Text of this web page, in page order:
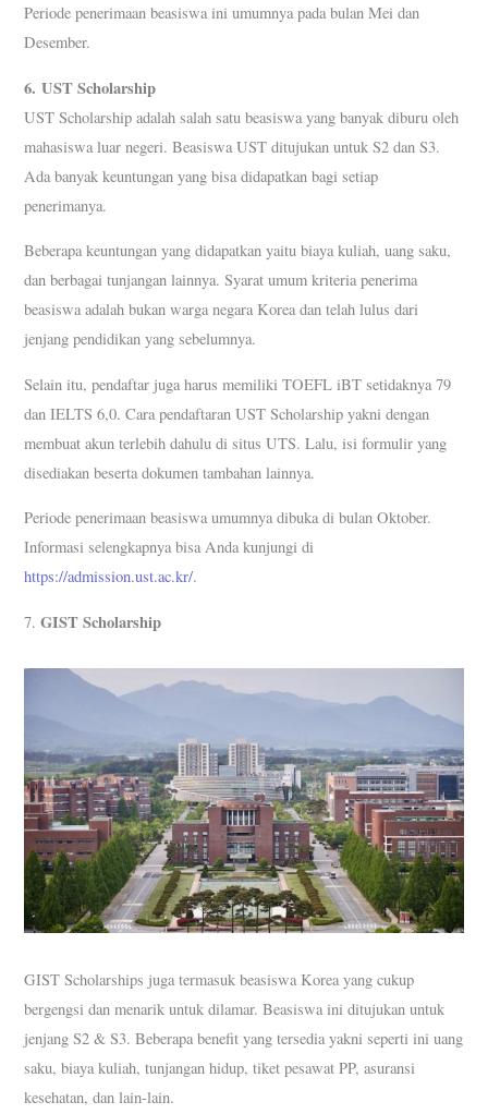
Periode penerimaan beasiswa ini umumnya pada bulan Mei dan
Desember.
6.UST Scholarship
UST Scholarship adalah salah satu beasiswa yang banyak diburu oleh
mahasiswa luar negeri. Beasiswa UST ditujukan untuk S2 dan S3.
Ada banyak keuntungan yang bisa didapatkan bagi setiap
penerimanya.
Beberapa keuntungan yang didapatkan yaitu biaya kuliah, uang saku,
dan berbagai tunjangan lainnya. Syarat umum kriteria penerima
beasiswa adalah bukan warga negara Korea dan telah lulus dari
jenjang pendidikan yang sebelumnya.
Selain itu, pendaftar juga harus memiliki TOEFL iBT setidaknya 79
dan IELTS 6,0. Cara pendaftaran UST Scholarship yakni dengan
membuat akun terlebih dahulu di situs UTS. Lalu, isi formulir yang
disediakan beserta dokumen tambahan lainnya.
Periode penerimaan beasiswa umumnya dibuka di bulan Oktober.
Informasi selengkapnya bisa Anda kunjungi di
https://admission.ust.ac.kr/.
7.GIST Scholarship
GIST Scholarships juga termasuk beasiswa Korea yang cukup
bergengsi dan menarik untuk dilamar. Beasiswa ini ditujukan untuk
jenjang S2 & S3. Beberapa benefit yang tersedia yakni seperti ini uang
saku, biaya kuliah, tunjangan hidup, tiket pesawat PP, asuransi
kesehatan, dan lain-lain.